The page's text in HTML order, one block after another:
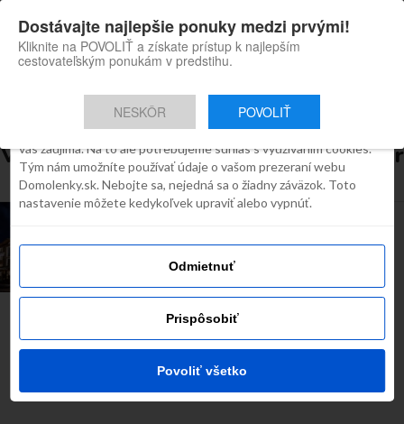
Domolenky appka
Skvelé tipy na cestovanie po
Slovensku
Inštaluj
Všetky príspevky týkajúce sa "silvester
na slovensku"
Hotel Srdiečko
Najčítanejšie dnes
Súhlas Detaily O cookies
Robíme všetko preto, aby sme vám zobrazovali iba obsah, ktorý
vás zaujíma. Na to ale potrebujeme súhlas s využívaním cookies.
Tým nám umožníte používať údaje o vašom prezeraní webu
Domolenky.sk. Nebojte sa, nejedná sa o žiadny záväzok. Toto
nastavenie môžete kedykoľvek upraviť alebo vypnúť.
Odmietnuť
Prispôsobiť
Povoliť všetko
Dostávajte najlepšie ponuky medzi prvými!
Kliknite na POVOLIŤ a získate prístup k najlepším
cestovateľským ponukám v predstihu.
NESKÔR POVOLIŤ